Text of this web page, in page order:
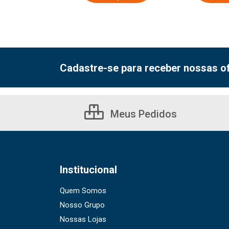
Cadastre-se para receber nossas
Meus Pedidos
Institucional
Quem Somos
Nosso Grupo
Nossas Lojas